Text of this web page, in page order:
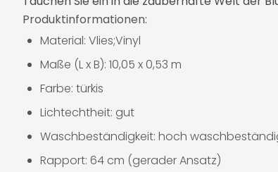
Produktinformationen:
Material: Vlies;Vinyl
Maße (L x B): 10,05 x 0,53 m
Farbe: türkis
Lichtechtheit: gut
Waschbeständigkeit: hoch
Rapport: 64 cm (gerader Ansatz)